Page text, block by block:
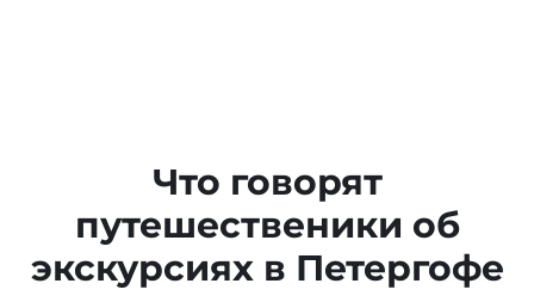
Что говорят
путешественики об
экскурсиях в Петергофе